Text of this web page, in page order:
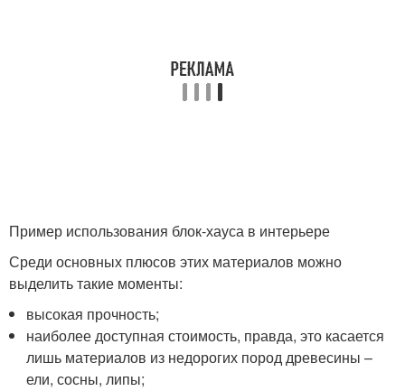
Пример использования блок-хауса в интерьере
Среди основных плюсов этих материалов можно
выделить такие моменты:
высокая прочность;
наиболее доступная стоимость, правда, это касается
лишь материалов из недорогих пород древесины –
ели, сосны, липы;